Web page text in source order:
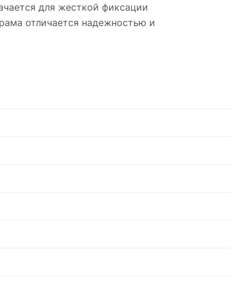
для жесткой фиксации
отличается надежностью и